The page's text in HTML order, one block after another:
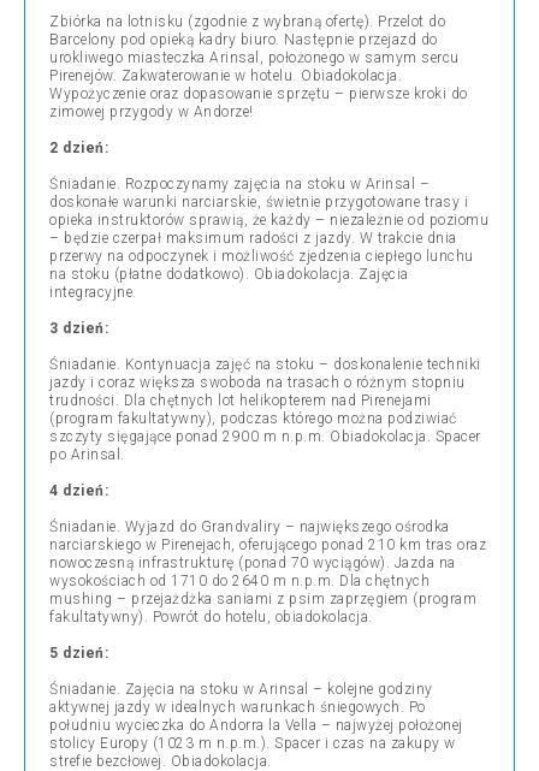
Zbiórka na lotnisku (zgodnie z wybraną ofertę). Przelot do
Barcelony pod opieką kadry biuro. Następnie przejazd do
urokliwego miasteczka Arinsal, położonego w samym sercu
Pirenejów. Zakwaterowanie w hotelu. Obiadokolacja.
Wypożyczenie oraz dopasowanie sprzętu – pierwsze kroki do
zimowej przygody w Andorze!
2 dzień:
Śniadanie. Rozpoczynamy zajęcia na stoku w Arinsal –
doskonałe warunki narciarskie, świetnie przygotowane trasy i
opieka instruktorów sprawią, że każdy – niezależnie od poziomu
– będzie czerpał maksimum radości z jazdy. W trakcie dnia
przerwy na odpoczynek i możliwość zjedzenia ciepłego lunchu
na stoku (płatne dodatkowo). Obiadokolacja. Zajęcia
integracyjne.
3 dzień:
Śniadanie. Kontynuacja zajęć na stoku – doskonalenie techniki
jazdy i coraz większa swoboda na trasach o różnym stopniu
trudności. Dla chętnych lot helikopterem nad Pirenejami
(program fakultatywny), podczas którego można podziwiać
szczyty sięgające ponad 2900 m n.p.m. Obiadokolacja. Spacer
po Arinsal.
4 dzień:
Śniadanie. Wyjazd do Grandvaliry – największego ośrodka
narciarskiego w Pirenejach, oferującego ponad 210 km tras oraz
nowoczesną infrastrukturę (ponad 70 wyciągów). Jazda na
wysokościach od 1710 do 2640 m n.p.m. Dla chętnych
mushing – przejażdżka saniami z psim zaprzęgiem (program
fakultatywny). Powrót do hotelu, obiadokolacja.
5 dzień:
Śniadanie. Zajęcia na stoku w Arinsal – kolejne godziny
aktywnej jazdy w idealnych warunkach śniegowych. Po
południu wycieczka do Andorra la Vella – najwyżej położonej
stolicy Europy (1023 m n.p.m.). Spacer i czas na zakupy w
strefie bezcłowej. Obiadokolacja.